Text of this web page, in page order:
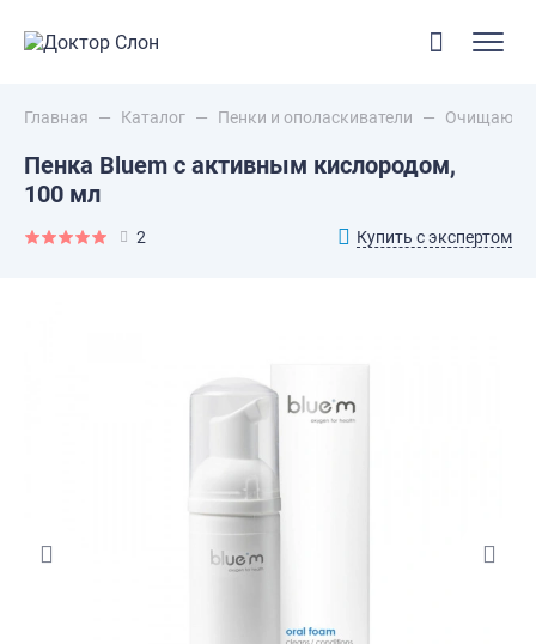
Главная — Каталог — Пенки и ополаскиватели —
Пенка Bluem с активным кислородом,
100 мл
2 Купить с экспертом